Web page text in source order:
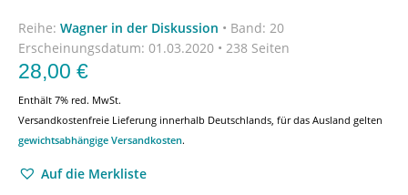
Reihe: Wagner in der Diskussion • Band: 20
Erscheinungsdatum: 01.03.2020 • 238 Seiten
28,00 €
Enthält 7% red. MwSt.
Versandkostenfreie Lieferung innerhalb Deutschlands, für das Ausland gelten
gewichtsabhängige Versandkosten.
Auf die Merkliste